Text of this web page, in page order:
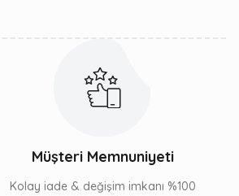
Müşteri Memnuniyeti
Kolay iade & değişim imkanı %100